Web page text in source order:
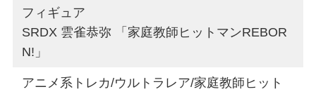
フィギュア
SRDX 雲雀恭弥 「家庭教師ヒットマンREBOR
N!」
アニメ系トレカ/ウルトラレア/家庭教師ヒット